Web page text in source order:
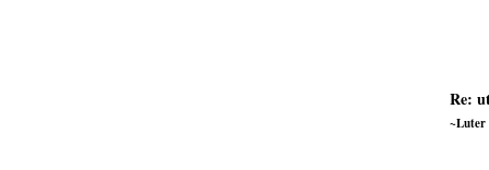
Re:
~Luter